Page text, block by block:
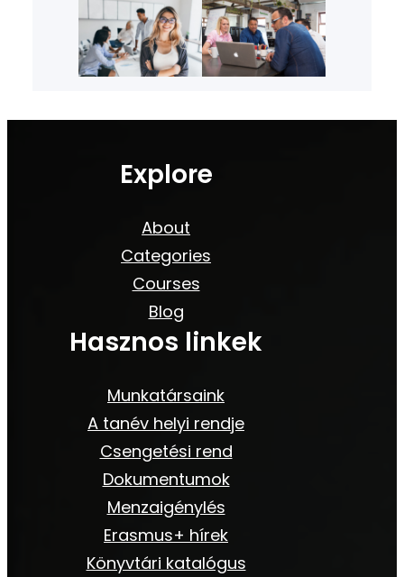
Explore
About
Categories
Courses
Blog
Hasznos linkek
Munkatársaink
A tanév helyi rendje
Csengetési rend
Dokumentumok
Menzaigénylés
Erasmus+ hírek
Könyvtári katalógus